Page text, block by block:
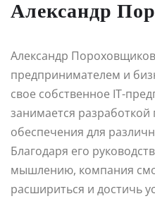
Александр
Александр
предпринимателем и
свое собственное IT-
занимается
обеспечения для
Благодаря его
мышлению, компания
расшириться и достичь